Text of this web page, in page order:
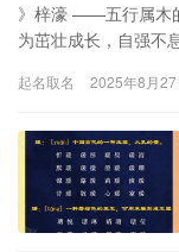
》梓濠 ——五行属木
为茁壮成长，自强不
起名取名 2025年8月27